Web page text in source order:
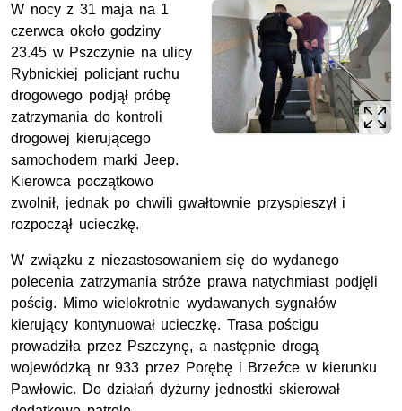
W nocy z 31 maja na 1
czerwca około godziny
23.45 w Pszczynie na ulicy
Rybnickiej policjant ruchu
drogowego podjął próbę
zatrzymania do kontroli
drogowej kierującego
samochodem marki Jeep.
Kierowca początkowo
zwolnił, jednak po chwili gwałtownie przyspieszył i
rozpoczął ucieczkę.
W związku z niezastosowaniem się do wydanego
polecenia zatrzymania stróże prawa natychmiast podjęli
pościg. Mimo wielokrotnie wydawanych sygnałów
kierujący kontynuował ucieczkę. Trasa pościgu
prowadziła przez Pszczynę, a następnie drogą
wojewódzką nr933 przez Porębę i Brzeźce w kierunku
Pawłowic. Do działań dyżurny jednostki skierował